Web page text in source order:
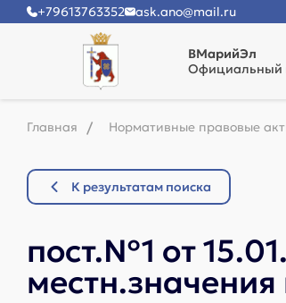
+79613763352 ask.ano@mail.ru
ВМарийЭл
Официальный
Главная Нормативные правовые
К результатам поиска
пост.№1 от
местн.значения